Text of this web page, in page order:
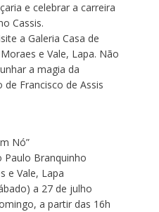
e celebrar a carreira
Cassis.
a Galeria Casa de
e Vale, Lapa. Não
a magia da
Francisco de Assis
Nó”
Paulo Branquinho
e Vale, Lapa
a 27 de julho
a partir das 16h